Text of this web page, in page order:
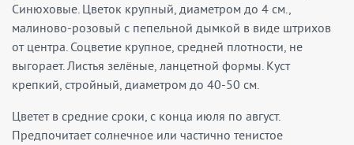
Синюховые. Цветок крупный, диаметром до 4 см.,
малиново-розовый с пепельной дымкой в виде штрихов
от центра. Соцветие крупное, средней плотности, не
выгорает. Листья зелёные, ланцетной формы. Куст
крепкий, стройный, диаметром до 40-50 см.
Цветет в средние сроки, с конца июля по август.
Предпочитает солнечное или частично тенистое